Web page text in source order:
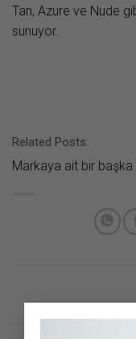
Tan, Azure ve Nude
sunuyor.
Related Posts:
Markaya ait bir başka